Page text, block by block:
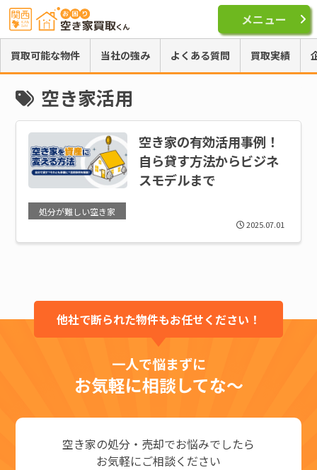
買取可能な物件 当社の強み よくある質問 買取実績
空き家活用
空き家の有効活用事例！
自ら貸す方法からビジネ
スモデルまで
処分が難しい空き家
2025.07.01
他社で断られた物件もお任せください！
一人で悩まずに
お気軽に相談してな～
空き家の処分・売却でお悩みでしたら
お気軽にご相談ください
メニュー